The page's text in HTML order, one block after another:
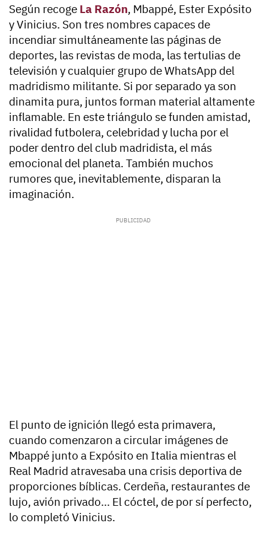
Según recoge La Razón, Mbappé, Ester Expósito
y Vinicius. Son tres nombres capaces de
incendiar simultáneamente las páginas de
deportes, las revistas de moda, las tertulias de
televisión y cualquier grupo de WhatsApp del
madridismo militante. Si por separado ya son
dinamita pura, juntos forman material altamente
inflamable. En este triángulo se funden amistad,
rivalidad futbolera, celebridad y lucha por el
poder dentro del club madridista, el más
emocional del planeta. También muchos
rumores que, inevitablemente, disparan la
imaginación.
El punto de ignición llegó esta primavera,
cuando comenzaron a circular imágenes de
Mbappé junto a Expósito en Italia mientras el
Real Madrid atravesaba una crisis deportiva de
proporciones bíblicas. Cerdeña, restaurantes de
lujo, avión privado... El cóctel, de por sí perfecto,
lo completó Vinicius.